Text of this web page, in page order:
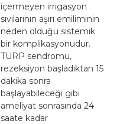
içermeyen irrigasyon
sıvılarının aşırı emiliminin
neden olduğu sistemik
bir komplikasyonudur.
TURP sendromu,
rezeksiyon başladıktan 15
dakika sonra
başlayabileceği gibi
ameliyat sonrasında 24
saate kadar